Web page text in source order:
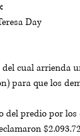
Day
cual arrienda
para que los
predio por los